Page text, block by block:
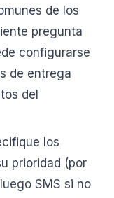
de los
pregunta
configurarse
de entrega
del
los
prioridad (por
SMS si no